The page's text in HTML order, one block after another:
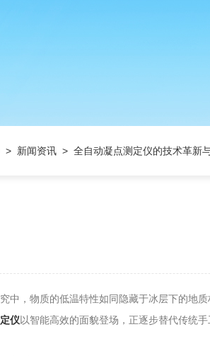
> 新闻资讯 > 全自动凝点测定仪的技术革新
中，物质的低温特性如同隐藏于冰层下的地
仪以智能高效的面貌登场，正逐步替代传统